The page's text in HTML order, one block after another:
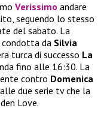
Verissimo andare
seguendo lo stesso
del sabato. La
da Silvia
turca di successo La
fino alle 16:30. La
contro Domenica
due serie tv che la
Love.